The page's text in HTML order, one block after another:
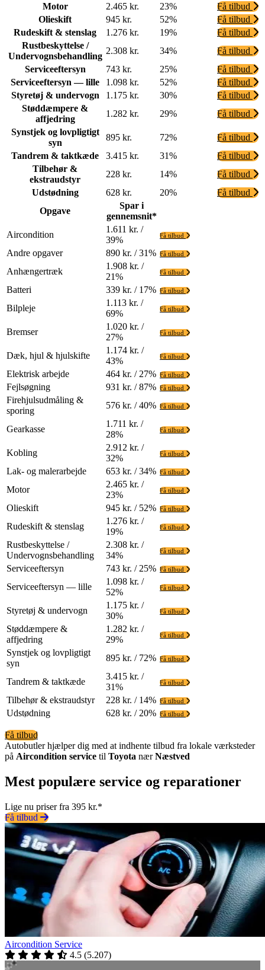
Motor
2.465 kr. 23%
Få tilbud
Olieskift
945 kr. 52%
Få tilbud
Rudeskift & stenslag
1.276 kr. 19%
Få tilbud
Rustbeskyttelse /
Undervognsbehandling
2.308 kr. 34%
Få tilbud
Serviceeftersyn
743 kr. 25%
Få tilbud
Serviceeftersyn — lille
1.098 kr. 52%
Få tilbud
Styretøj & undervogn
1.175 kr. 30%
Få tilbud
Støddæmpere &
affjedring
1.282 kr. 29%
Få tilbud
Synstjek og lovpligtigt
syn
895 kr. 72%
Få tilbud
Tandrem & taktkæde
3.415 kr. 31%
Få tilbud
Tilbehør &
ekstraudstyr
228 kr. 14%
Få tilbud
Udstødning
628 kr. 20%
Få tilbud
Opgave
Spar i
gennemsnit*
Aircondition
1.611 kr. /
39%
Få tilbud
Andre opgaver 890 kr. / 31% Få tilbud
Anhængertræk
1.908 kr. /
21%
Få tilbud
Batteri 339 kr. / 17% Få tilbud
Bilpleje
1.113 kr. /
69%
Få tilbud
Bremser
1.020 kr. /
27%
Få tilbud
Dæk, hjul & hjulskifte
1.174 kr. /
43%
Få tilbud
Elektrisk arbejde 464 kr. / 27% Få tilbud
Fejlsøgning 931 kr. / 87% Få tilbud
Firehjulsudmåling &
sporing
576 kr. / 40% Få tilbud
Gearkasse
1.711 kr. /
28%
Få tilbud
Kobling
2.912 kr. /
32%
Få tilbud
Lak- og malerarbejde 653 kr. / 34% Få tilbud
Motor
2.465 kr. /
23%
Få tilbud
Olieskift 945 kr. / 52% Få tilbud
Rudeskift & stenslag
1.276 kr. /
19%
Få tilbud
Rustbeskyttelse /
Undervognsbehandling
2.308 kr. /
34%
Få tilbud
Serviceeftersyn 743 kr. / 25% Få tilbud
Serviceeftersyn — lille
1.098 kr. /
52%
Få tilbud
Styretøj & undervogn
1.175 kr. /
30%
Få tilbud
Støddæmpere &
affjedring
1.282 kr. /
29%
Få tilbud
Synstjek og lovpligtigt
syn
895 kr. / 72% Få tilbud
Tandrem & taktkæde
3.415 kr. /
31%
Få tilbud
Tilbehør & ekstraudstyr 228 kr. / 14% Få tilbud
Udstødning 628 kr. / 20% Få tilbud
Få tilbud
Autobutler hjælper dig med at indhente tilbud fra lokale værksteder
på Aircondition service til Toyota nærNæstved
Mest populære service og reparationer
Lige nu priser fra 395 kr.*
Få tilbud
Aircondition Service
4.5 (5.207)